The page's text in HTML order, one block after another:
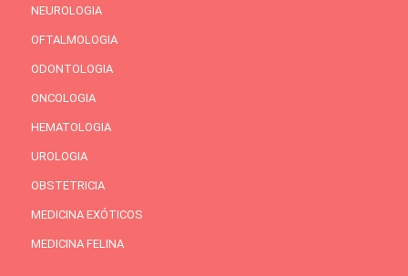
NEUROLOGIA
OFTALMOLOGIA
ODONTOLOGIA
ONCOLOGIA
HEMATOLOGIA
UROLOGIA
OBSTETRICIA
MEDICINA EXÓTICOS
MEDICINA FELINA